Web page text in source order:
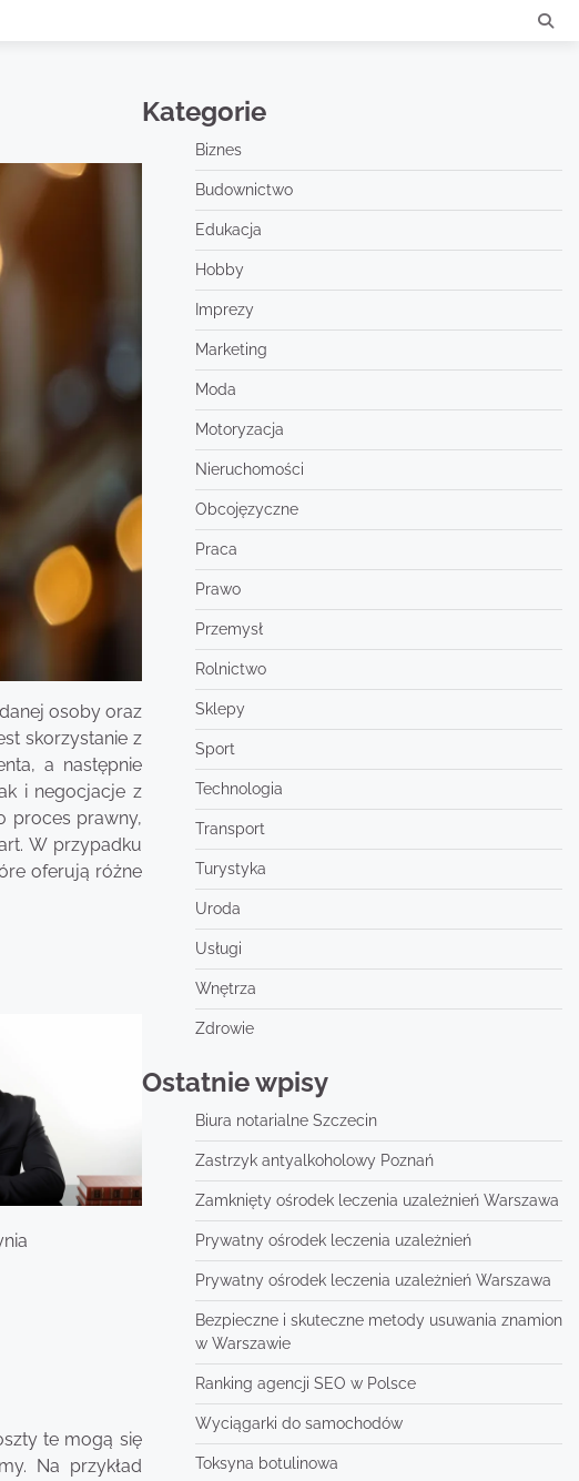
osoby oraz
skorzystanie z
a następnie
i negocjacje z
proces prawny,
W przypadku
oferują różne
te mogą się
Na przykład
Kategorie
Biznes
Budownictwo
Edukacja
Hobby
Imprezy
Marketing
Moda
Motoryzacja
Nieruchomości
Obcojęzyczne
Praca
Prawo
Przemysł
Rolnictwo
Sklepy
Sport
Technologia
Transport
Turystyka
Uroda
Usługi
Wnętrza
Zdrowie
Ostatnie wpisy
Biura notarialne Szczecin
Zastrzyk antyalkoholowy Poznań
Zamknięty ośrodek leczenia uzależnień Warszawa
Prywatny ośrodek leczenia uzależnień
Prywatny ośrodek leczenia uzależnień Warszawa
Bezpieczne i skuteczne metody usuwania znamion
w Warszawie
Ranking agencji SEO w Polsce
Wyciągarki do samochodów
Toksyna botulinowa